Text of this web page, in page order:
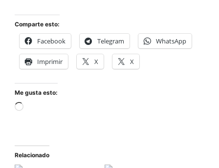
Comparte esto:
Facebook Telegram WhatsApp
Imprimir X X
Me gusta esto:
Relacionado